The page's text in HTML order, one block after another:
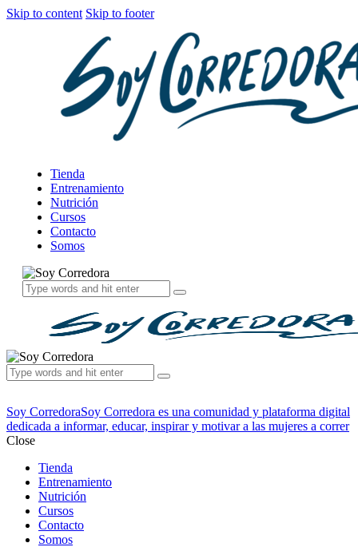
Skip to content Skip to footer
Tienda
Entrenamiento
Nutrición
Cursos
Contacto
Somos
Soy CorredoraSoy Corredora es una comunidad y plataforma digital
dedicada a informar, educar, inspirar y motivar a las mujeres a correr
Close
Tienda
Entrenamiento
Nutrición
Cursos
Contacto
Somos